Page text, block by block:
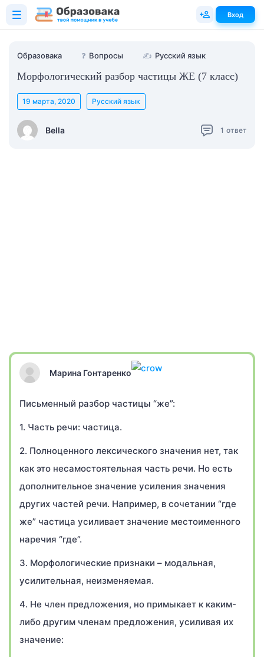
Образовака ❓ Вопросы ✍ Русский язык
Морфологический разбор частицы ЖЕ (7 класс)
Bella
19 марта, 2020 Русский язык
1 ответ
Марина Гонтаренко
Письменный разбор частицы “же”:
1. Часть речи: частица.
2. Полноценного лексического значения нет, так
как это несамостоятельная часть речи. Но есть
дополнительное значение усиления значения
других частей речи. Например, в сочетании “где
же” частица усиливает значение местоименного
наречия “где”.
3. Морфологические признаки – модальная,
усилительная, неизменяемая.
4. Не член предложения, но примыкает к каким-
либо другим членам предложения, усиливая их
значение:
Вход